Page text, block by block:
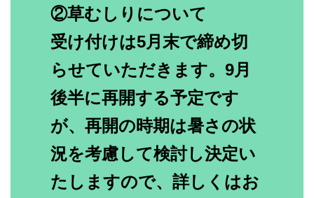
②草むしりについて
受け付けは5月末で締め切
らせていただきます。9月
後半に再開する予定です
が、再開の時期は暑さの状
況を考慮して検討し決定い
たしますので、詳しくはお